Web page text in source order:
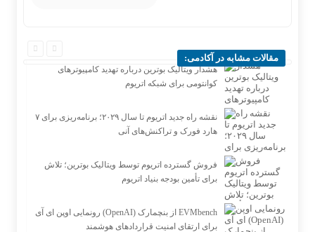
مقالات مشابه در آکادمی:
هشدار ویتالیک بوترین درباره تهدید کامپیوترهای
کوانتومی برای شبکه اتریوم
نقشه راه جدید اتریوم تا سال ۲۰۲۹؛ برنامه‌ریزی برای ۷
هارد فورک و تراکنش‌های آنی
فروش گسترده اتریوم توسط ویتالیک بوترین؛ تلاش
برای تأمین بودجه بنیاد اتریوم
رونمایی اوپن ای آی (OpenAI) از بنچمارک EVMbench
برای ارتقای امنیت قراردادهای هوشمند